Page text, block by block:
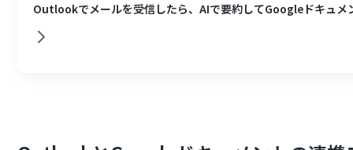
Outlookでメールを受信したら、AIで要約してGoogleドキュメ